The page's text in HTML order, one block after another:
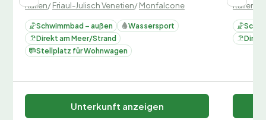
Italien/Friaul-Julisch Venetien/Monfalcone
Schwimmbad – außen
Wassersport
Direkt am Meer/Strand
Stellplatz für Wohnwagen
Unterkunft anzeigen
Italien